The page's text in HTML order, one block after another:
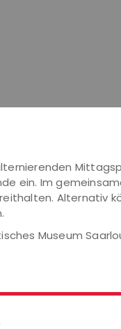
ein. Im
Alternativ
Museum